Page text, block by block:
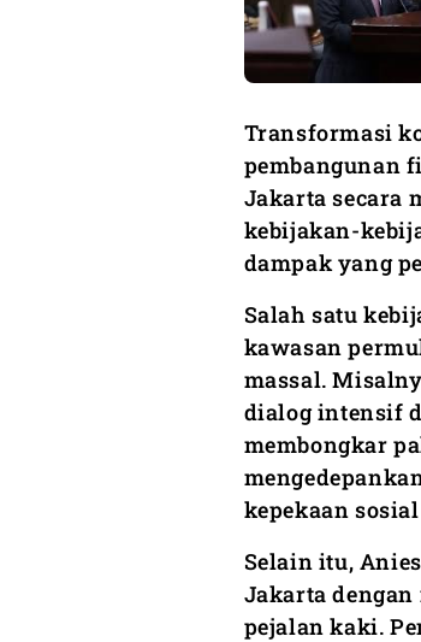
Transformasi
pembangunan
Jakarta secara
kebijakan-
dampak yang
Salah satu
kawasan
massal.
dialog intensif
membongkar
kepekaan
Selain itu,
Jakarta
pejalan kaki.